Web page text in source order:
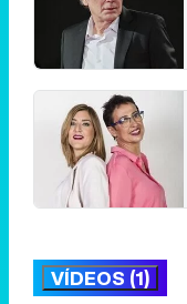
VÍDEOS (1)